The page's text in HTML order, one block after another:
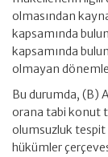
olmasından
kapsamında
kapsamında
olmayan
Bu durumda, (B)
orana tabi konut
olumsuzluk tespit
hükümler